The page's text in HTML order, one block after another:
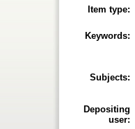
Item type:
Keywords:
Subjects:
Depositing
user: